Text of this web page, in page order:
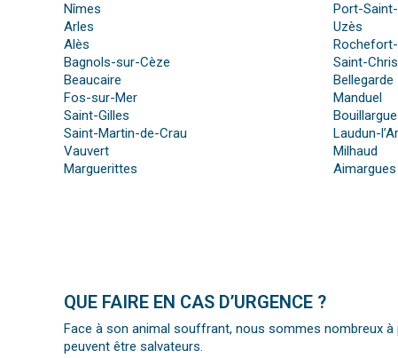
Nîmes
Arles
Alès
Bagnols-sur-Cèze
Beaucaire
Fos-sur-Mer
Saint-Gilles
Saint-Martin-de-Crau
Vauvert
Marguerittes
Port-
Uzès
Saint-
Bellegarde
Manduel
Laudun-
Milhaud
Aimargues
QUE FAIRE EN CAS D’URGENCE ?
Face à son animal souffrant, nous sommes nombreux à
peuvent être salvateurs.